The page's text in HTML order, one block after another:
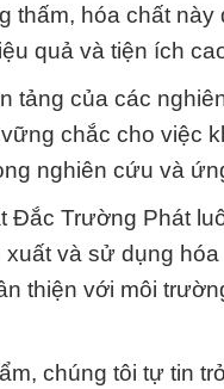
thấm, hóa chất
quả và tiện ích
tảng của các
chắc cho việc
nghiên cứu và
Đắc Trường Phát
và sử dụng
thiện với môi
chúng tôi tự tin